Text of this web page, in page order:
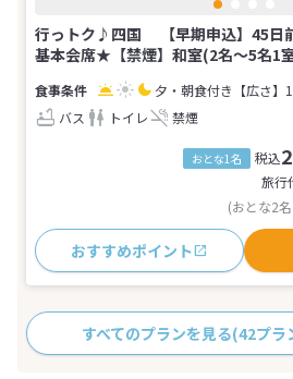
行っトク♪四国 【早期申込】45日
基本会席★【禁煙】和室(2名～5名1
夕・朝食付き 【広さ】
バス
トイレ 禁煙
おとな1名 税込
旅行
(おとな2
おすすめポイント
すべてのプランを見る(42プラ